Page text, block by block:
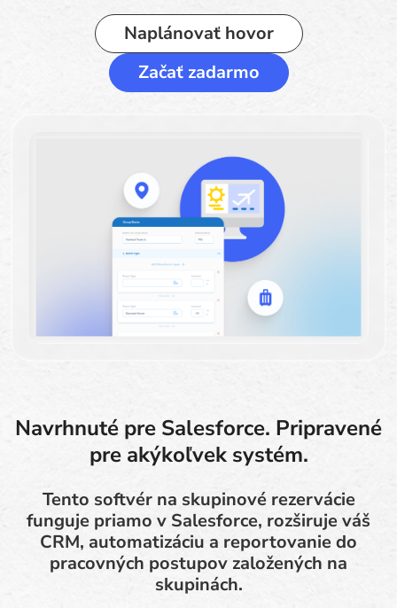
Naplánovať hovor
Začať zadarmo
Navrhnuté pre Salesforce. Pripravené
pre akýkoľvek systém.
Tento softvér na skupinové rezervácie
funguje priamo v Salesforce, rozširuje váš
CRM, automatizáciu a reportovanie do
pracovných postupov založených na
skupinách.